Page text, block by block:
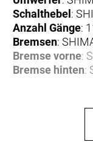
Schalthebel :
Anzahl Gänge:
Bremsen:
Bremse vorne:
Bremse hinten:
Bremsscheibe
Bremsscheibe
: